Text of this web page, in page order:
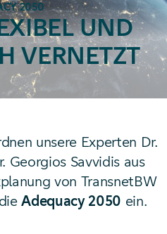
2050
UND
VERNETZT
unsere Experten Dr.
Georgios Savvidis aus
von TransnetBW
Adequacy 2050 ein.